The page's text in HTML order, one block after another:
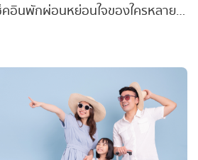
คอินพักผ่อนหย่อนใจของใครหลาย
าสุด เขยิบไปเที่ยวไม่ไกลกรุงเทพ
นรักต้นไม้และสายน้ำ จะมีร้านไหน
อยู่บ้าง ตามไปดูกันเลยยย